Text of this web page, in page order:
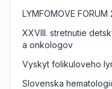
LYMFOMOVE FORUM
XXVIII. stretnutie
a onkologov
Vyskyt folikuloveho
Slovenska